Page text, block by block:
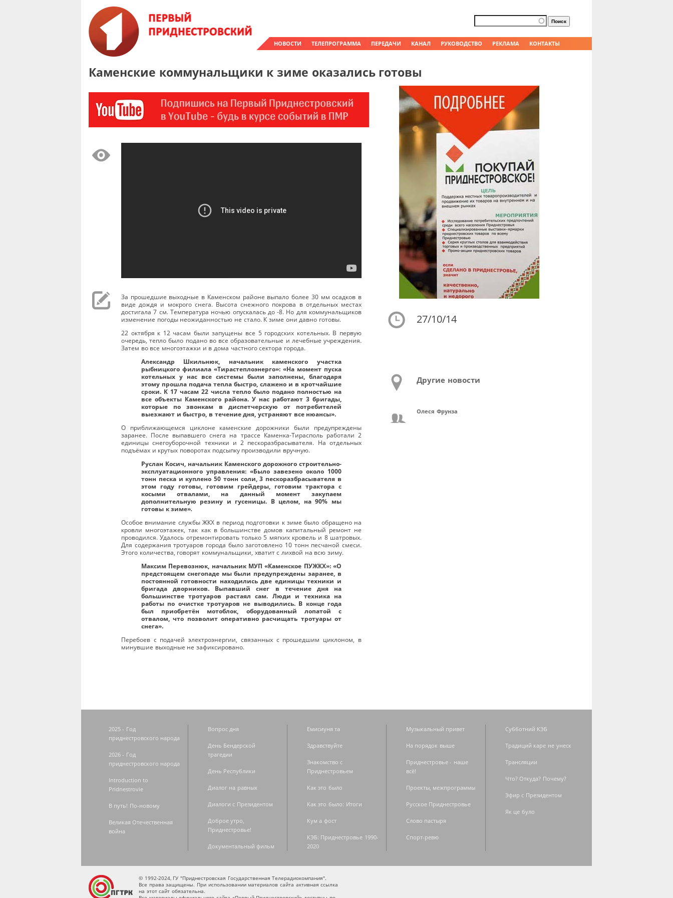
НОВОСТИ ТЕЛЕПРОГРАММА ПЕРЕДАЧИ КАНАЛ РУКОВОДСТВО РЕКЛАМА КОНТАКТЫ
Форма поиска
Поиск
Каменские коммунальщики к зиме оказались готовы
За прошедшие выходные в Каменском районе выпало более 30 мм осадков в
виде дождя и мокрого снега. Высота снежного покрова в отдельных местах
достигала 7 см. Температура ночью опускалась до -8. Но для коммунальщиков
изменение погоды неожиданностью не стало. К зиме они давно готовы.
22 октября к 12 часам были запущены все 5 городских котельных. В первую
очередь, тепло было подано во все образовательные и лечебные учреждения.
Затем во все многоэтажки и в дома частного сектора города.
Александр Шкильнюк, начальник каменского участка
рыбницкого филиала «Тирастеплоэнерго»: «На момент пуска
котельных у нас все системы были заполнены, благодаря
этому прошла подача тепла быстро, слажено и в кротчайшие
сроки. К 17 часам 22 числа тепло было подано полностью на
все объекты Каменского района. У нас работают 3 бригады,
которые по звонкам в диспетчерскую от потребителей
выезжают и быстро, в течение дня, устраняют все нюансы».
О приближающемся циклоне каменские дорожники были предупреждены
заранее. После выпавшего снега на трассе Каменка-Тирасполь работали 2
единицы снегоуборочной техники и 2 пескоразбрасывателя. На отдельных
подъёмах и крутых поворотах подсыпку производили вручную.
Руслан Косич, начальник Каменского дорожного строительно-
эксплуатационного управления: «Было завезено около 1000
тонн песка и куплено 50 тонн соли, 3 пескоразбрасывателя в
этом году готовы, готовим грейдеры, готовим трактора с
косыми отвалами, на данный момент закупаем
дополнительную резину и гусеницы. В целом, на 90% мы
готовы к зиме».
Особое внимание службы ЖКХ в период подготовки к зиме было обращено на
кровли многоэтажек, так как в большинстве домов капитальный ремонт не
проводился. Удалось отремонтировать только 5 мягких кровель и 8 шатровых.
Для содержания тротуаров города было заготовлено 10 тонн песчаной смеси.
Этого количества, говорят коммунальщики, хватит с лихвой на всю зиму.
Максим Перевознюк, начальник МУП «Каменское ПУЖКХ»: «О
предстоящем снегопаде мы были предупреждены заранее, в
постоянной готовности находились две единицы техники и
бригада дворников. Выпавший снег в течение дня на
большинстве тротуаров растаял сам. Люди и техника на
работы по очистке тротуаров не выводились. В конце года
был приобретён мотоблок, оборудованный лопатой с
отвалом, что позволит оперативно расчищать тротуары от
снега».
Перебоев с подачей электроэнергии, связанных с прошедшим циклоном, в
минувшие выходные не зафиксировано.
27/10/14
Другие новости
Олеся Фрунза
2025 - Год
приднестровского народа
2026 - Год
приднестровского народа
Introduction to
Pridnestrovie
В путь! По-новому
Великая Отечественная
война
Вопрос дня
День Бендерской
трагедии
День Республики
Диалог на равных
Диалоги с Президентом
Доброе утро,
Приднестровье!
Документальный фильм
Емисиуня та
Здравствуйте
Знакомство с
Приднестровьем
Как это было
Как это было: Итоги
Кум а фост
КЭБ: Приднестровье 1990-
2020
Музыкальный привет
На порядок выше
Приднестровье - наше
всё!
Проекты, межпрограммы
Русское Приднестровье
Слово пастыря
Спорт-ревю
Субботний КЭБ
Традиций каре не унеск
Трансляции
Что? Откуда? Почему?
Эфир с Президентом
Як це було
© 1992-2024, ГУ "Приднестровская Государственная Телерадиокомпания".
Все права защищены. При использовании материалов сайта активная ссылка
на этот сайт обязательна.